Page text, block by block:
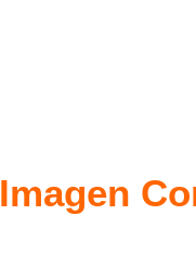
Imagen